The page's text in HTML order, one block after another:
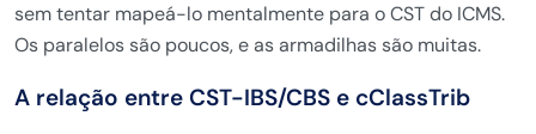
sem tentar mapeá-lo mentalmente para o CST do ICMS.
Os paralelos são poucos, e as armadilhas são muitas.
A relação entre CST-IBS/CBS e cClassTrib